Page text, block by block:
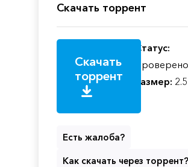
Скачать торрент
Скачать
торрент
Статус:
Размер:
Есть жалоба?
Как скачать через торрент?